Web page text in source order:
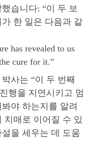
습니다: “이 두 보
한 일은 다음과 같
has revealed to us
cure for it.”
사는 “이 두 번째
행을 지연시키고 멈
야 하는지를 알려
치매로 이어질 수 있
을 세우는 데 도움